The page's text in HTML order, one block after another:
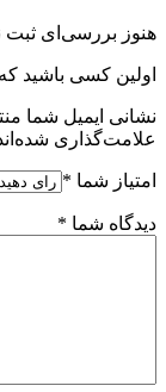
هنوز بررسی‌ای
اولین کسی باشید
نشانی ایمیل شما
علامت‌گذاری
امتیاز شما *
دیدگاه شما *